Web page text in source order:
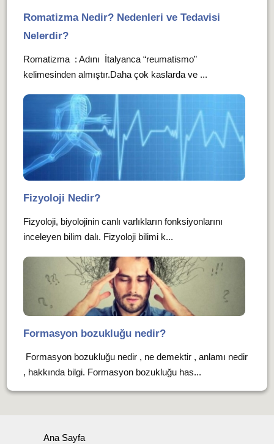
Romatizma Nedir? Nedenleri ve Tedavisi
Nelerdir?
Romatizma : Adını İtalyanca “reumatismo”
kelimesinden almıştır.Daha çok kaslarda ve ...
Fizyoloji Nedir?
Fizyoloji, biyolojinin canlı varlıkların fonksiyonlarını
inceleyen bilim dalı. Fizyoloji bilimi k...
Formasyon bozukluğu nedir?
Formasyon bozukluğu nedir , ne demektir , anlamı nedir
, hakkında bilgi. Formasyon bozukluğu has...
Ana Sayfa